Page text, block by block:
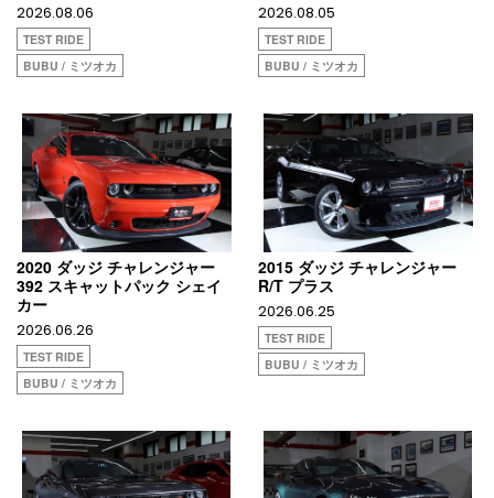
2026.08.06
TEST RIDE
BUBU / ミツオカ
2026.08.05
TEST RIDE
BUBU / ミツオカ
2020 ダッジ チャレンジャー
392 スキャットパック シェイ
カー
2026.06.26
TEST RIDE
BUBU / ミツオカ
2015 ダッジ チャレンジャー
R/T プラス
2026.06.25
TEST RIDE
BUBU / ミツオカ